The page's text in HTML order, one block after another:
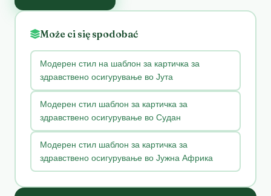
Może ci się spodobać
Модерен стил на шаблон за картичка за
здравствено осигурување во Јута
Модерен стил шаблон за картичка за
здравствено осигурување во Судан
Модерен стил шаблон за картичка за
здравствено осигурување во Јужна Африка